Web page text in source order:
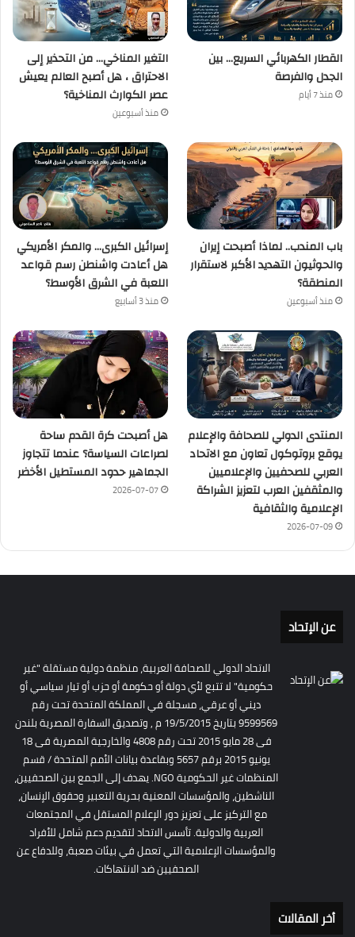
القطار الكهربائي السريع… بين
الجدل والفرصة
منذ 7 أيام
التغير المناخي… من التحذير إلى
الاحتراق ، هل أصبح العالم يعيش
عصر الكوارث المناخية؟
منذ أسبوعين
باب المندب.. لماذا أصبحت إيران
والحوثيون التهديد الأكبر لاستقرار
المنطقة؟
منذ أسبوعين
إسرائيل الكبرى… والمكر الأمريكي
هل أعادت واشنطن رسم قواعد
اللعبة في الشرق الأوسط؟
منذ 3 أسابيع
المنتدى الدولي للصحافة والإعلام
يوقع بروتوكول تعاون مع الاتحاد
العربي للصحفيين والإعلاميين
والمثقفين العرب لتعزيز الشراكة
الإعلامية والثقافية
2026-07-09
هل أصبحت كرة القدم ساحة
لصراعات السياسة؟ عندما تتجاوز
الجماهير حدود المستطيل الأخضر
2026-07-07
عن الإتحاد
الاتحاد الدولي للصحافة العربية، منظمة دولية مستقلة "غير
حكومية" لا تتبع لأي دولة أو حكومة أو حزب أو تيار سياسي أو
ديني أو عرقي، مسجلة في المملكة المتحدة تحت رقم
9599569 بتاريخ 19/5/2015 م , وتصديق السفارة المصرية بلندن
فى 28 مايو 2015 تحت رقم 4808 والخارجية المصرية فى 18
يونيو 2015 برقم 5657 وبقاعدة بيانات الأمم المتحدة / قسم
المنظمات غير الحكومية NGO. يهدف إلى الجمع بين الصحفيين،
الناشطين، والمؤسسات المعنية بحرية التعبير وحقوق الإنسان،
مع التركيز على تعزيز دور الإعلام المستقل في المجتمعات
العربية والدولية. تأسس الاتحاد لتقديم دعم شامل للأفراد
والمؤسسات الإعلامية التي تعمل في بيئات صعبة، وللدفاع عن
الصحفيين ضد الانتهاكات.
أخر المقالات